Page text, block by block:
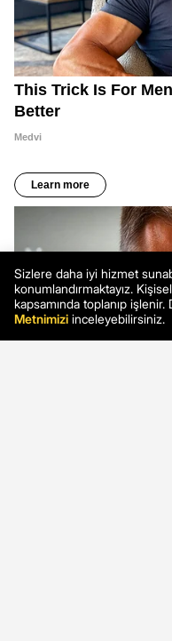
Sizlere daha iyi hizmet
konumlandırmaktayız.
kapsamında toplanıp işlenir.
Metnimizi inceleyebilirsiniz.